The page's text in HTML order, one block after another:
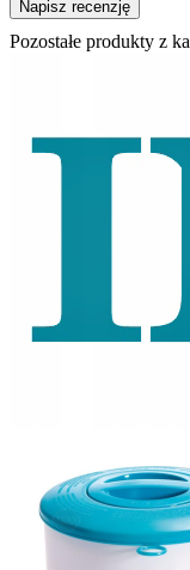
Napisz recenzję
Pozostałe produkty z